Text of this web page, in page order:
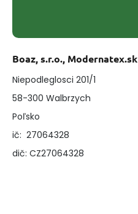
Boaz, s.r.o., Modernatex.sk
Niepodleglosci 201/1
58-300 Walbrzych
Poľsko
ič: 27064328
dič: CZ27064328